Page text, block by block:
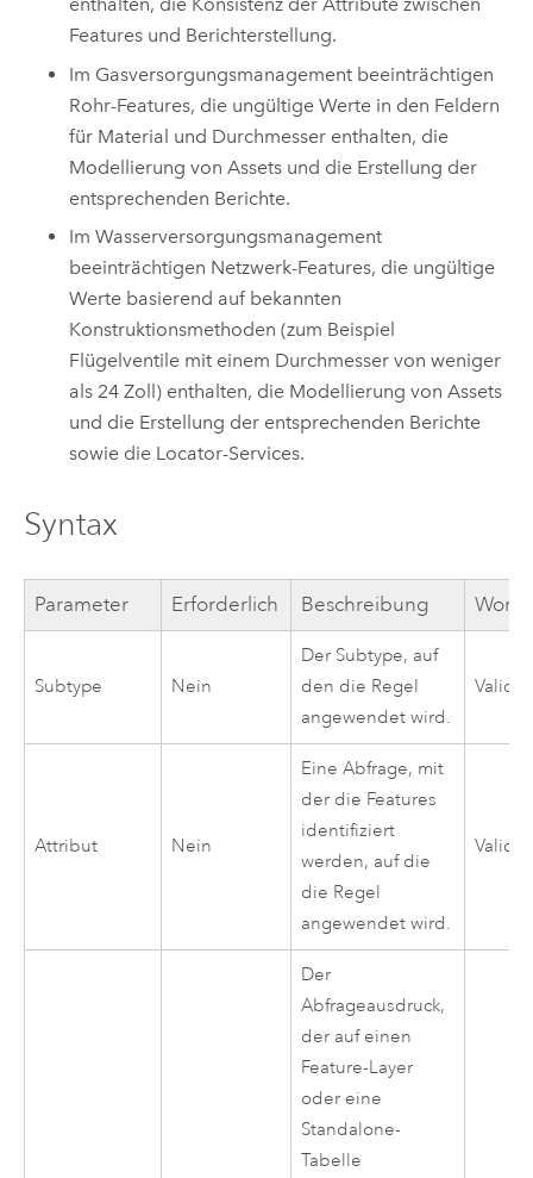
Features und Berichterstellung.
Im Gasversorgungsmanagement beeinträchtigen
Rohr-Features, die ungültige Werte in den Feldern
für Material und Durchmesser enthalten, die
Modellierung von Assets und die Erstellung der
entsprechenden Berichte.
Im Wasserversorgungsmanagement
beeinträchtigen Netzwerk-Features, die ungültige
Werte basierend auf bekannten
Konstruktionsmethoden (zum Beispiel
Flügelventile mit einem Durchmesser von weniger
als 24 Zoll) enthalten, die Modellierung von Assets
und die Erstellung der entsprechenden Berichte
sowie die Locator-Services.
Syntax
Parameter Erforderlich Beschreibung
Subtype Nein
Der Subtype, auf
den die Regel
angewendet wird.
Attribut Nein
Eine Abfrage, mit
der die Features
identifiziert
werden, auf die
die Regel
angewendet wird.
Der
Abfrageausdruck,
der auf einen
Feature-Layer
oder eine
Standalone-
Tabelle